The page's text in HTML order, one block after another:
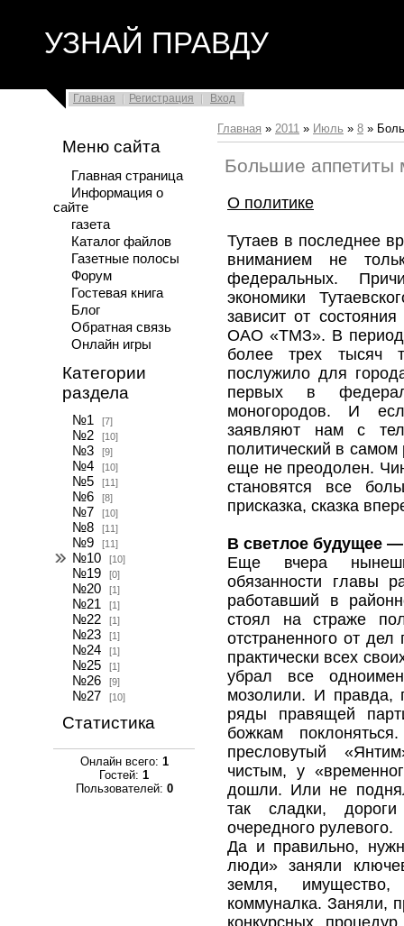
УЗНАЙ ПРАВДУ
Главная Регистрация Вход
Меню сайта
Главная страница
Информация о
сайте
газета
Каталог файлов
Газетные полосы
Форум
Гостевая книга
Блог
Обратная связь
Онлайн игры
Категории
раздела
№1 [7]
№2 [10]
№3 [9]
№4 [10]
№5 [11]
№6 [8]
№7 [10]
№8 [11]
№9 [11]
№10 [10]
№19 [0]
№20 [1]
№21 [1]
№22 [1]
№23 [1]
№24 [1]
№25 [1]
№26 [9]
№27 [10]
Статистика
Онлайн всего: 1
Гостей: 1
Пользователей: 0
Главная » 2011 » Июль » 8 »
Большие аппетиты
О политике
Тутаев в последнее
вниманием не
федеральных.
экономики
зависит от
ОАО «ТМЗ». В период
более трех тысяч
послужило для
первых в
моногородов. И
заявляют нам с
политический в
еще не преодолен.
становятся все
присказка, сказка
В светлое будущее —
Еще вчера
обязанности главы
работавший в
стоял на страже
отстраненного от
практически всех
убрал все
мозолили. И правда,
ряды правящей
божкам
пресловутый
чистым, у
дошли. Или не
так сладки,
очередного рулевого.
Да и правильно,
люди» заняли
земля,
коммуналка. Заняли,